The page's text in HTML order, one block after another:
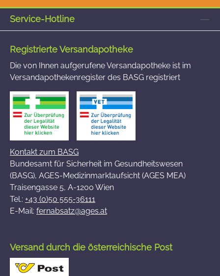
Service-Hotline
Registrierte Versandapotheke
Die von Ihnen aufgerufene Versandapotheke ist im
Versandapothekenregister des BASG registriert
Kontakt zum BASG
Bundesamt für Sicherheit im Gesundheitswesen
(BASG), AGES-Medizinmarktaufsicht (AGES MEA)
Traisengasse 5, A-1200 Wien
Tel.: +43 (0)50 555-36111
E-Mail: fernabsatz@ages.at
Versand durch die österreichische Post